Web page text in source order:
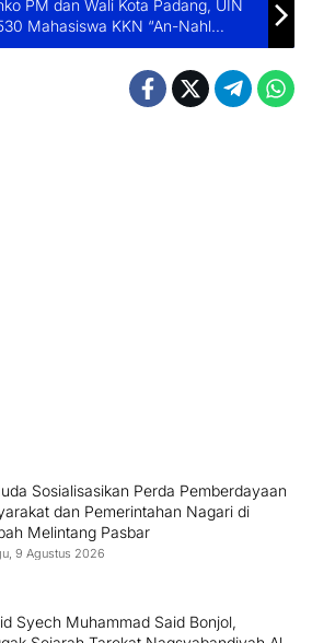
PM dan Wali Kota Padang, UIN
Mahasiswa KKN “An-Nahl
Tahun 2026
Sosialisasikan Perda Pemberdayaan
dan Pemerintahan Nagari di
Melintang Pasbar
9 Agustus 2026
Syech Muhammad Said Bonjol,